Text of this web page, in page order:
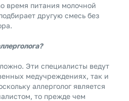
время питания молочной
другую смесь без
Эти специалисты ведут
медучреждениях, так и
аллерголог является
то прежде чем